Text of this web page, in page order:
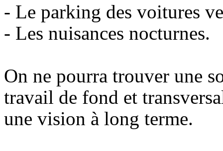
- Le parking des voitures
- Les nuisances nocturnes.
On ne pourra trouver une
travail de fond et
une vision à long terme.